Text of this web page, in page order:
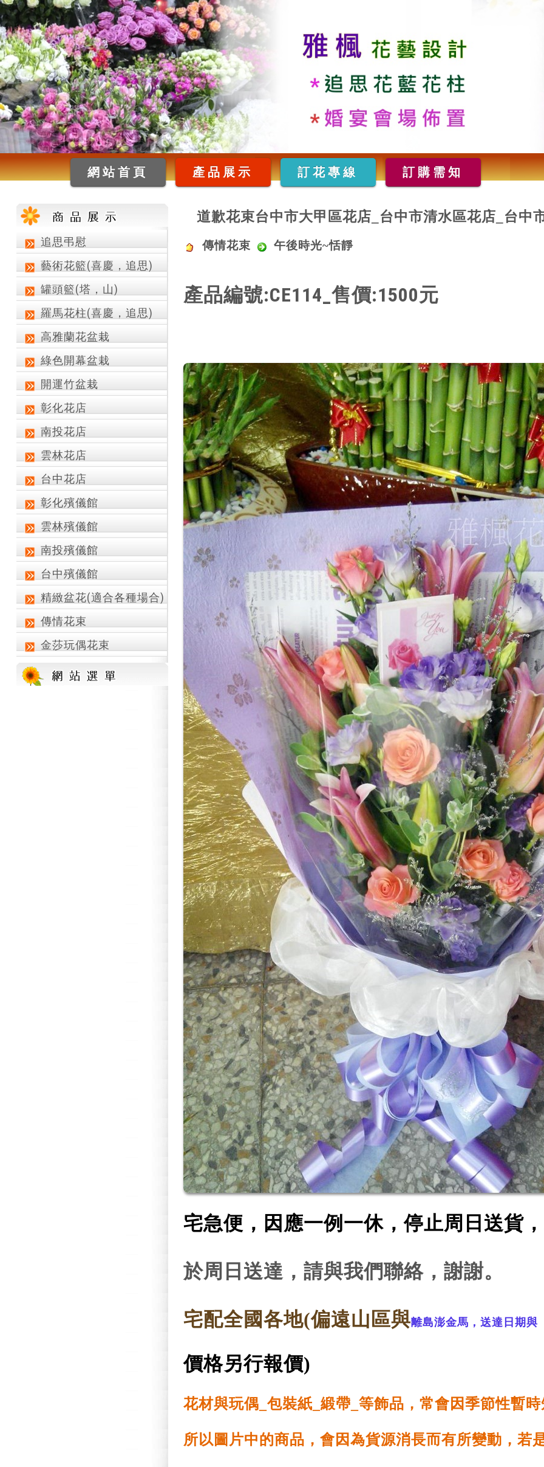
網站首頁 產品展示 訂花專線 訂購需知
追思弔慰
藝術花籃(喜慶，追思)
罐頭籃(塔，山)
羅馬花柱(喜慶，追思)
高雅蘭花盆栽
綠色開幕盆栽
開運竹盆栽
彰化花店
南投花店
雲林花店
台中花店
彰化殯儀館
雲林殯儀館
南投殯儀館
台中殯儀館
精緻盆花(適合各種場合)
傳情花束
金莎玩偶花束
道歉花束台中市大甲區花店_台中市清水區花店_台中
傳情花束 午後時光~恬靜
產品編號:CE114 _售價:1500元
宅急便，因應一例一休，停止周日送貨
於周日送達，請與我們聯絡，謝謝。
宅配全國各地(偏遠山區與離島澎金馬，送達日期與
價格另行報價)
花材與玩偶_包裝紙_緞帶_等飾品，常會因季節性暫
所以圖片中的商品，會因為貨源消長而有所變動， 若